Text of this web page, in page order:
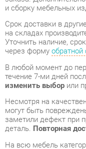
В любой момент до
течение 7-ми дней
изменить выборили
Несмотря на
могут быть повреждены
деталь.Повторная
На всю мебель
года с момента
Комплект мебели для
белый Патина- это
, соответствующее
стандарту.